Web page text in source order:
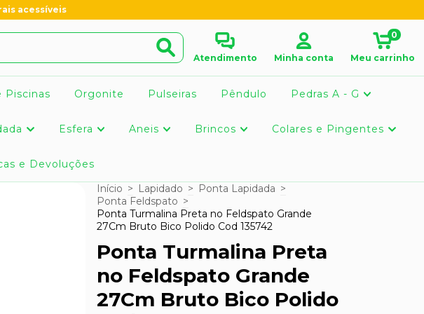
acessíveis
Atendimento Minha conta Meu carrinho
0
Piscinas Orgonite Pulseiras Pêndulo Pedras A - G
Esfera Aneis Brincos Colares e Pingentes
e Devoluções
Início > Lapidado > Ponta Lapidada >
Ponta Feldspato >
Ponta Turmalina Preta no Feldspato Grande
27Cm Bruto Bico Polido Cod 135742
Ponta Turmalina Preta
no Feldspato Grande
27Cm Bruto Bico Polido